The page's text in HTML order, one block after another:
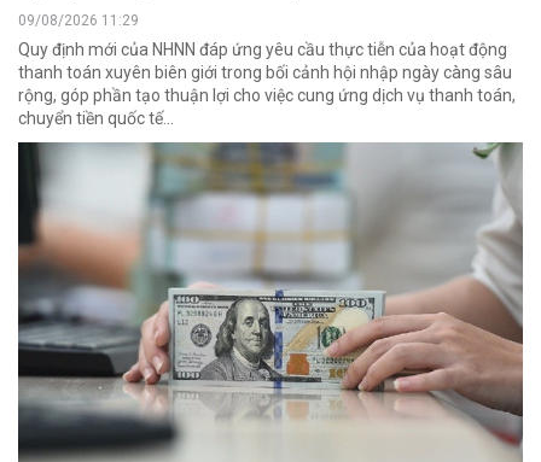
09/08/2026 11:29
Quy định mới của NHNN đáp ứng yêu cầu thực tiễn của hoạt động
thanh toán xuyên biên giới trong bối cảnh hội nhập ngày càng sâu
rộng, góp phần tạo thuận lợi cho việc cung ứng dịch vụ thanh toán,
chuyển tiền quốc tế...